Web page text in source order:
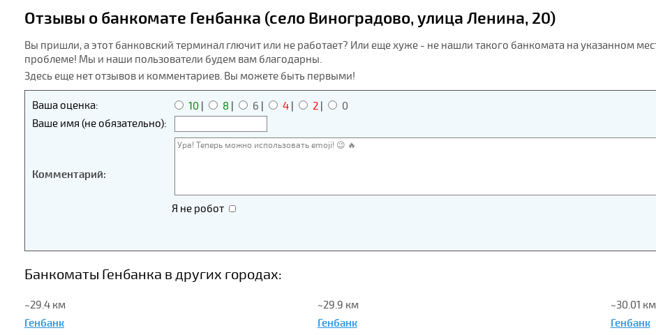
Отзывы о банкомате Генбанка (село Виноградово, улица Ленина, 20)
Вы пришли, а этот банковский терминал глючит или не работает? Или еще хуже - не нашли такого банкомата на указанном
проблеме! Мы и наши пользователи будем вам благодарны.
Здесь еще нет отзывов и комментариев. Вы можете быть первыми!
Ваша оценка: 10 8 6 4 2
0
Ваше имя (не обязательно):
Комментарий:
Я не робот
Банкоматы Генбанка в других городах:
~29.4 км
Генбанк
~29.9 км
Генбанк
~30.01 км
Генбанк